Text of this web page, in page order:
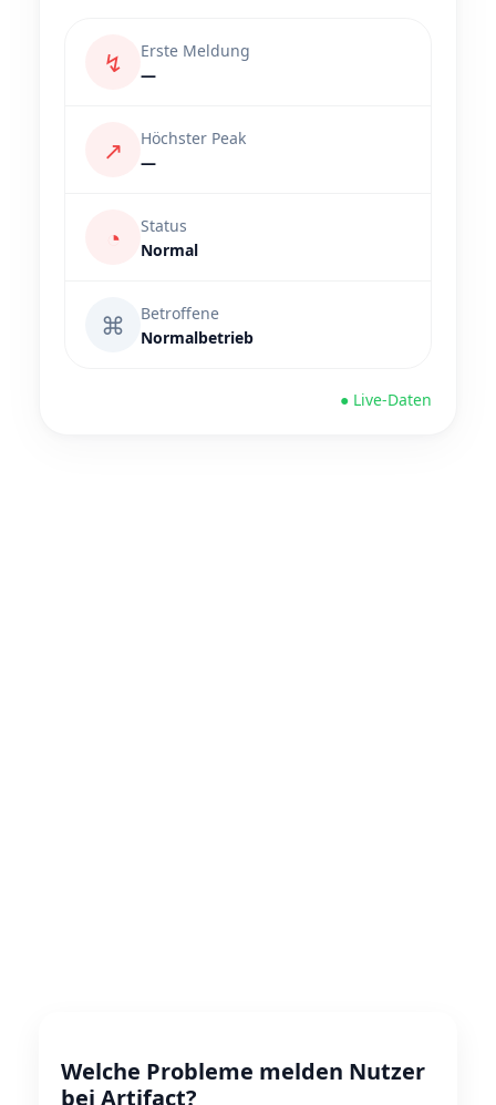
↯
Erste Meldung
—
↗
Höchster Peak
—
◔
Status
Normal
⌘
Betroffene
Normalbetrieb
● Live-Daten
Welche Probleme melden Nutzer
bei Artifact?